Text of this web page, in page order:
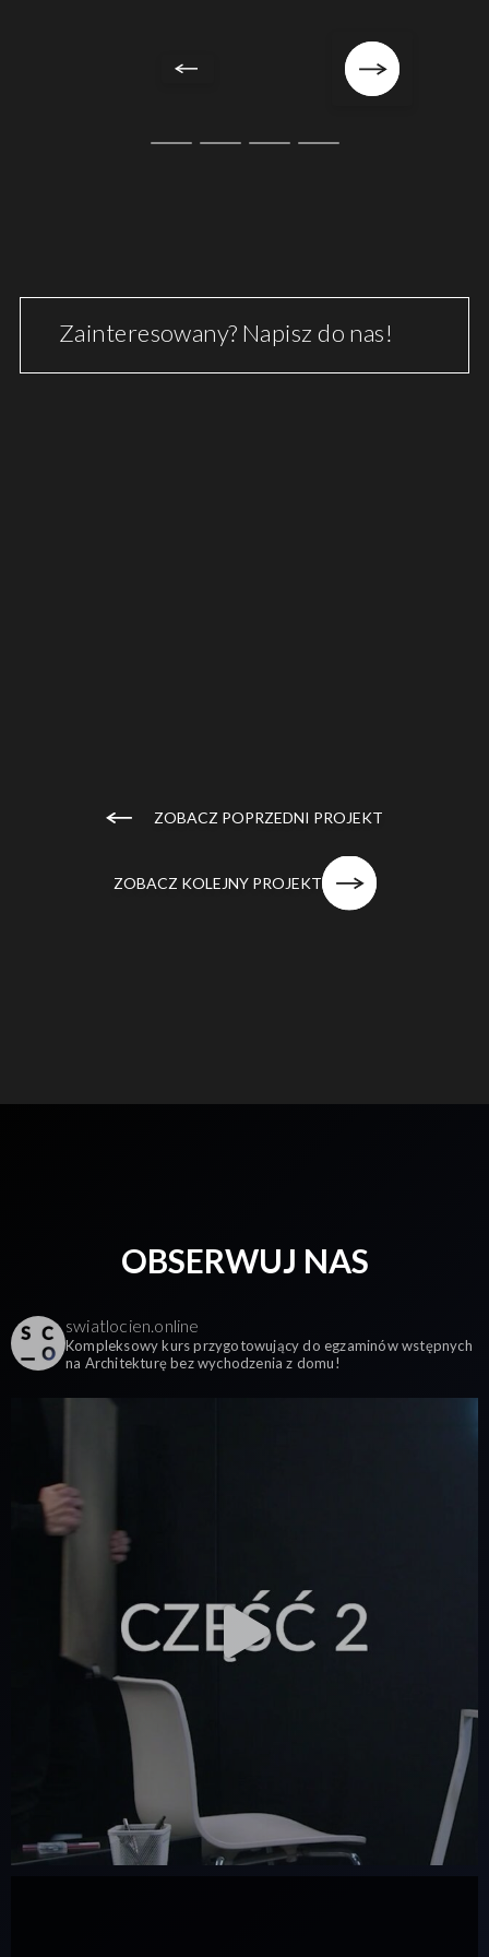
Zainteresowany? Napisz do nas!
ZOBACZ POPRZEDNI PROJEKT
ZOBACZ KOLEJNY PROJEKT
OBSERWUJ NAS
swiatlocien.online
Kompleksowy kurs przygotowujący do egzaminów wstępnych
na Architekturę bez wychodzenia z domu!